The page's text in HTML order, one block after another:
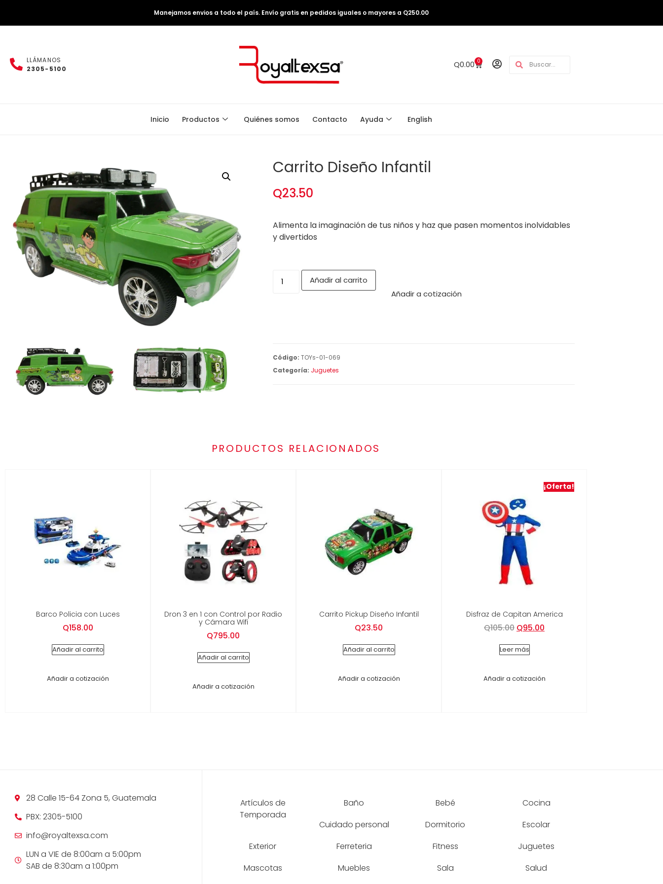
Manejamos envios a todo el país. Envío gratis en pedidos iguales o mayores a Q250.00
LLÁMANOS
2305-5100
Q0.00 0
Inicio Productos Quiénes somos Contacto Ayuda English
Carrito Diseño Infantil
Q23.50
Alimenta la imaginación de tus niños y haz que pasen momentos inolvidables
y divertidos
Añadir al carrito
Añadir a cotización
Código: TOYs-01-069
Categoría: Juguetes
PRODUCTOS RELACIONADOS
Barco Policia con Luces
Q158.00
Añadir al carrito
Añadir a cotización
Dron 3 en 1 con Control por Radio
y Cámara Wifi
Q795.00
Añadir al carrito
Añadir a cotización
Carrito Pickup Diseño Infantil
Q23.50
Añadir al carrito
Añadir a cotización
¡Oferta!
Disfraz de Capitan America
Q105.00 Q95.00
Leer más
Añadir a cotización
28 Calle 15-64 Zona 5, Guatemala
PBX: 2305-5100
info@royaltexsa.com
LUN a VIE de 8:00am a 5:00pm
SAB de 8:30am a 1:00pm
Artículos de
Temporada
Baño Bebé
Cocina
Cuidado personal
Dormitorio
Escolar
Exterior
Ferreteria Fitness
Juguetes
Mascotas
Muebles Sala Salud